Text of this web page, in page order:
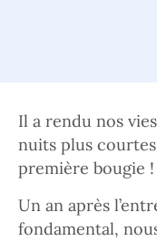
Il a rendu nos
nuits plus
première bougie !
Un an après
fondamental,